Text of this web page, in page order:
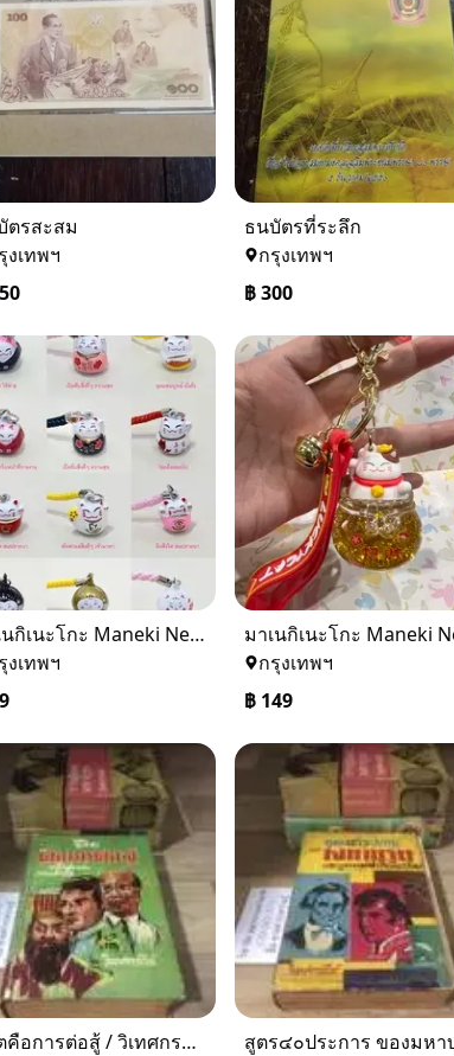
ตรสะสม
งเทพฯ
ธนบัตรที่ระลึก
กรุงเทพฯ
฿ 300
มาเนกิเนะโกะ Maneki Neko "แมวกวักนำโชค 19 บาท"
งเทพฯ
กรุงเทพฯ
฿ 149
ชีวิตคือการต่อสู้ / วิเทศกรณีย์(2513)